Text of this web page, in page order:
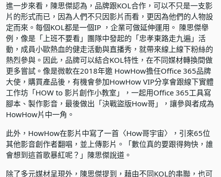
進一步來看，陳思傑認為，品牌跟KOL合作，可以不只是一支影
片的形式而已，因為人們不只因影片而看，更因為他們的人物設
定而來。每個KOL都是一個IP ，企業可做延伸運用。 陳思傑舉
例，像是「上班不要看」團隊中發起的「忠孝東路走九遍」活
動，成員小歐熱血的健走活動與直播秀，就帶來線上線下粉絲的
熱烈參與。因此，品牌可以結合KOL特性，在不同媒材轉換間做
更多嘗試。像是微軟在2018年邀 HowHow擔任Office 365品牌
大使，購買產品後，有機會參加HowHow VIP分享會跟線下實體
工作坊「HOW to 影片創作小教室」，一起用Office 365工具寫
腳本、製作影音，最後做出「決戰盜版How哥」，讓參與者成為
HowHow片中一角。
此外，HowHow在影片中寫了一首〈How哥宇宙〉，引來65位
其他影音創作者翻唱，並上傳影片。「數位真的要跟得夠快，誰
會想到這首歌暴紅呢？」陳思傑說道。
除了多元媒材呈現外，陳思傑提到，藉由不同KOL的串聯，也可